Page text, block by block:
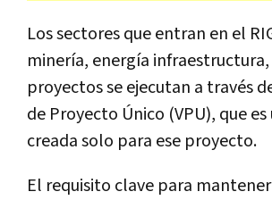
Los sectores que entran en el
minería, energía
proyectos se ejecutan a través
de Proyecto Único (VPU), que
creada solo para ese proyecto.
El requisito clave para